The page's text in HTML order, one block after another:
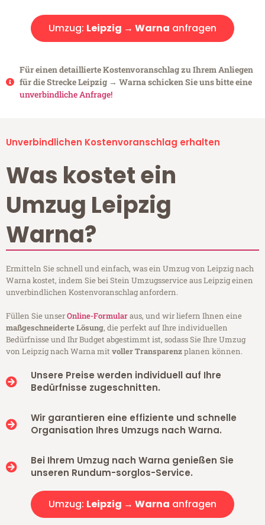
Umzug: Leipzig → Warna anfragen
Für einen detaillierte Kostenvoranschlag zu Ihrem Anliegen
für die Strecke Leipzig → Warna schicken Sie uns bitte eine
unverbindliche Anfrage!
Unverbindlichen Kostenvoranschlag erhalten
Was kostet ein
Umzug Leipzig
Warna?
Ermitteln Sie schnell und einfach, was ein Umzug von Leipzig nach
Warna kostet, indem Sie bei Stein Umzugsservice aus Leipzig einen
unverbindlichen Kostenvoranschlag anfordern.
Füllen Sie unserOnline-Formularaus, und wir liefern Ihnen eine
maßgeschneiderte Lösung, die perfekt auf Ihre individuellen
Bedürfnisse und Ihr Budget abgestimmt ist, sodass Sie Ihre Umzug
von Leipzig nach Warna mitvoller Transparenzplanen können.
Unsere Preise werden individuell auf Ihre
Bedürfnisse zugeschnitten.
Wir garantieren eine effiziente und schnelle
Organisation Ihres Umzugs nach Warna.
Bei Ihrem Umzug nach Warna genießen Sie
unseren Rundum-sorglos-Service.
Umzug: Leipzig → Warna anfragen